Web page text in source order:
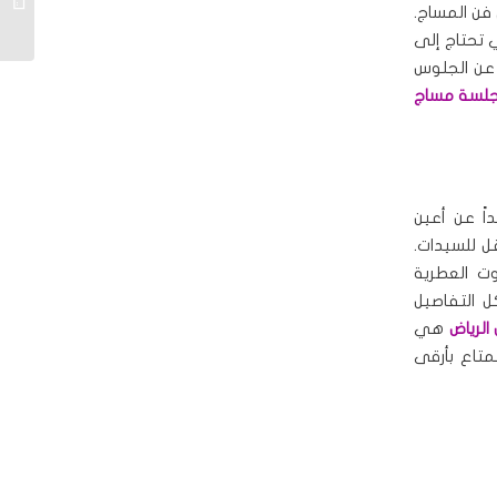
فن المساج.
تحتاج إلى
عن الجلوس
مساج
عن أعين
للسيدات.
العطرية
التفاصيل
هي
بأرقى